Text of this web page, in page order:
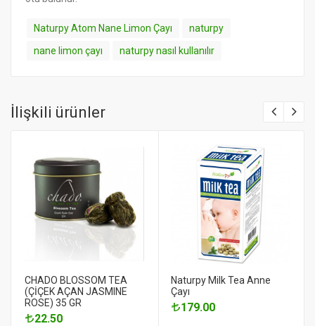
Naturpy Atom Nane Limon Çayı
naturpy
nane limon çayı
naturpy nasıl kullanılır
İlişkili ürünler
CHADO BLOSSOM TEA
(ÇİÇEK AÇAN JASMINE
ROSE) 35 GR
22.50
Naturpy Milk Tea Anne
Çayı
179.00